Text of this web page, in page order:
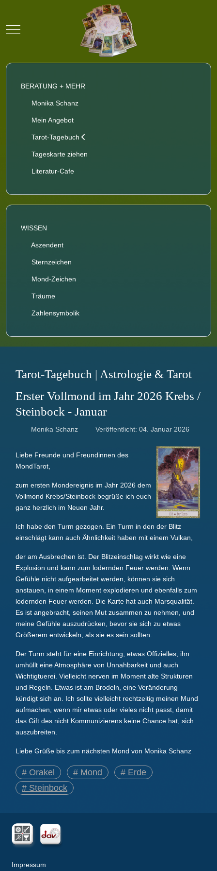
Mobile Menu Toggle
BERATUNG + MEHR
Monika Schanz
Mein Angebot
Tarot-Tagebuch
Tageskarte ziehen
Literatur-Cafe
WISSEN
Aszendent
Sternzeichen
Mond-Zeichen
Träume
Zahlensymbolik
Tarot-Tagebuch | Astrologie & Tarot
Erster Vollmond im Jahr 2026 Krebs /
Steinbock - Januar
Monika Schanz Veröffentlicht: 04. Januar 2026
Liebe Freunde und Freundinnen des
MondTarot,
zum ersten Mondereignis im Jahr 2026 dem
Vollmond Krebs/Steinbock begrüße ich euch
ganz herzlich im Neuen Jahr.
Ich habe den Turm gezogen. Ein Turm in den der Blitz
einschlägt kann auch Ähnlichkeit haben mit einem Vulkan,
der am Ausbrechen ist. Der Blitzeinschlag wirkt wie eine
Explosion und kann zum lodernden Feuer werden. Wenn
Gefühle nicht aufgearbeitet werden, können sie sich
anstauen, in einem Moment explodieren und ebenfalls zum
lodernden Feuer werden. Die Karte hat auch Marsqualität.
Es ist angebracht, seinen Mut zusammen zu nehmen, und
meine Gefühle auszudrücken, bevor sie sich zu etwas
Größerem entwickeln, als sie es sein sollten.
Der Turm steht für eine Einrichtung, etwas Offizielles, ihn
umhüllt eine Atmosphäre von Unnahbarkeit und auch
Wichtigtuerei. Vielleicht nerven im Moment alte Strukturen
und Regeln. Etwas ist am Brodeln, eine Veränderung
kündigt sich an. Ich sollte vielleicht rechtzeitig meinen Mund
aufmachen, wenn mir etwas oder vieles nicht passt, damit
das Gift des nicht Kommunizierens keine Chance hat, sich
auszubreiten.
Liebe Grüße bis zum nächsten Mond von Monika Schanz
# Orakel # Mond
# Erde
# Steinbock
Impressum